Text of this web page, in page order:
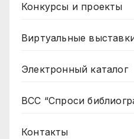
Конкурсы и проекты
Виртуальные
Электронный каталог
ВСС “Спроси
Контакты